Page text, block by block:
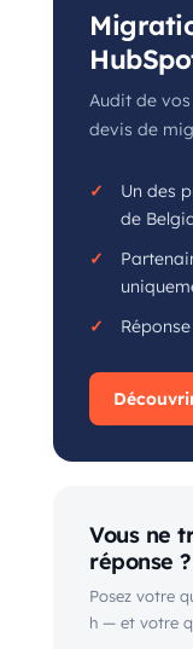
Audit de
devis de
Un des
de
Vous ne
réponse ?
Posez votre
h — et votre